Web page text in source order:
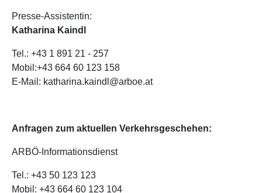
Presse-Assistentin:
Katharina Kaindl
Tel.: +43 1 891 21 - 257
Mobil:+43 664 60 123 158
E-Mail: katharina.kaindl@arboe.at
Anfragen zum aktuellen Verkehrsgeschehen:
ARBÖ-Informationsdienst
Tel.: +43 50 123 123
Mobil: +43 664 60 123 104